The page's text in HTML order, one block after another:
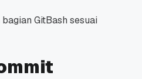
GitBash sesuai